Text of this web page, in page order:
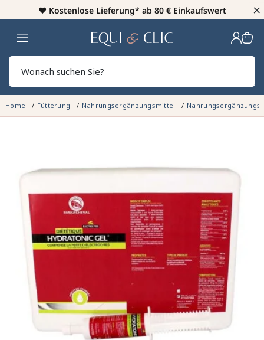
♥️ Kostenlose Lieferung* ab 80 € Einkaufswert ×
Heim
Home Fütterung Nahrungsergänzungsmittel